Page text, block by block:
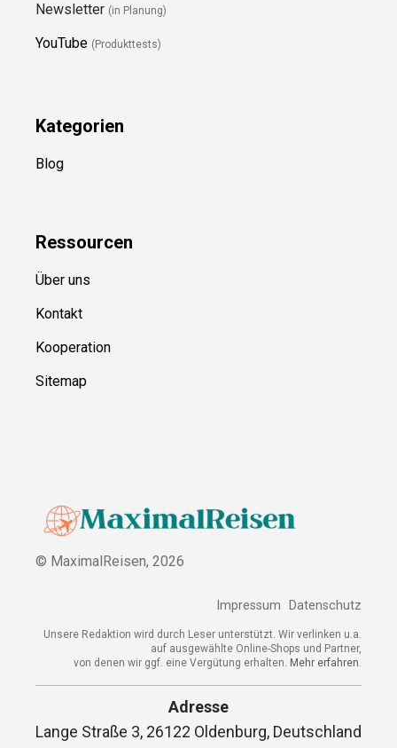
Newsletter (in Planung)
YouTube (Produkttests)
Kategorien
Blog
Ressourcen
Über uns
Kontakt
Kooperation
Sitemap
© MaximalReisen, 2026
Impressum Datenschutz
Unsere Redaktion wird durch Leser unterstützt. Wir verlinken u.a.
auf ausgewählte Online-Shops und Partner,
von denen wir ggf. eine Vergütung erhalten. Mehr erfahren.
Adresse
Lange Straße 3, 26122 Oldenburg, Deutschland